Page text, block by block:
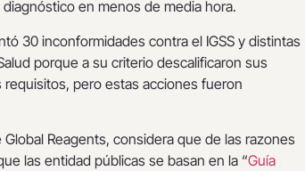
en menos de media hora.
30 inconformidades contra el IGSS y distintas
porque a su criterio descalificaron sus
pero estas acciones fueron
Reagents, considera que de las razones
las entidad públicas se basan en la “Guía